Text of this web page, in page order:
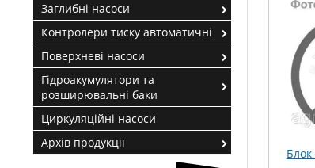
Заглибні насоси
Контролери тиску автоматичні
Поверхневі насоси
Гідроакумулятори та
розширювальні баки
Циркуляційні насоси
Архів продукції